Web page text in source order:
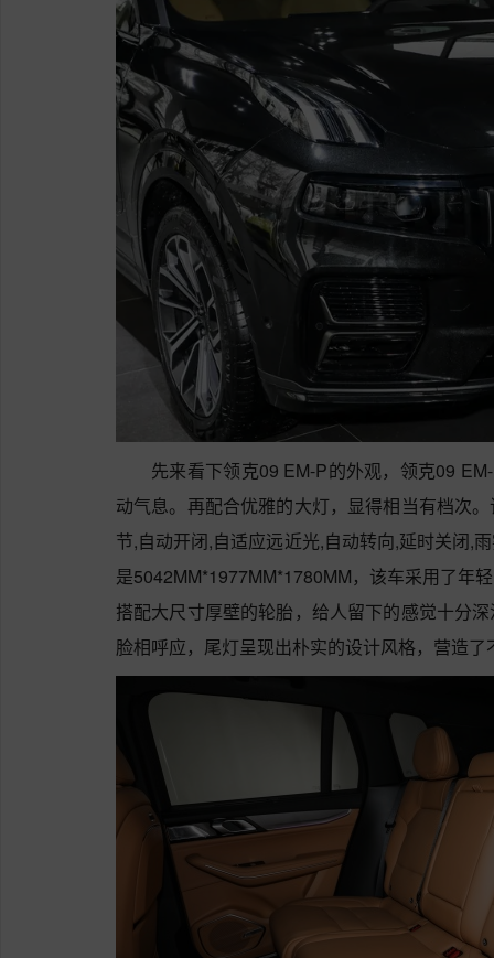
先来看下领克09 EM-P的外观，领克09
动气息。再配合优雅的大灯，显得相当有档次
节,自动开闭,自适应远近光,自动转向,延时关闭,
是5042MM*1977MM*1780MM，该车采用了年
搭配大尺寸厚壁的轮胎，给人留下的感觉十分
脸相呼应，尾灯呈现出朴实的设计风格，营造了